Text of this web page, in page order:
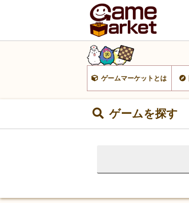
ゲームマーケットとは
ゲームを探す